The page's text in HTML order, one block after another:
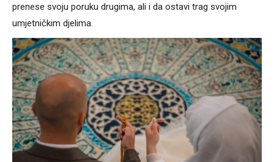
prenese svoju poruku drugima, ali i da ostavi trag svojim
umjetničkim djelima.